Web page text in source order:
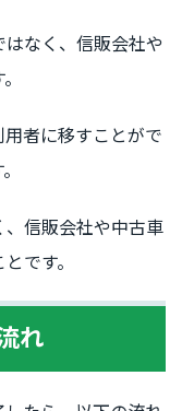
なく、信販会社や
者に移すことがで
信販会社や中古車
です。
れ